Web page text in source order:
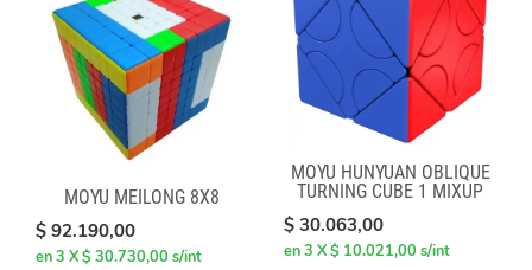
MOYU MEILONG 8X8
$ 92.190,00
en 3 X $ 30.730,00 s/int
MOYU HUNYUAN OBLIQUE
TURNING CUBE 1 MIXUP
$ 30.063,00
en 3 X $ 10.021,00 s/int